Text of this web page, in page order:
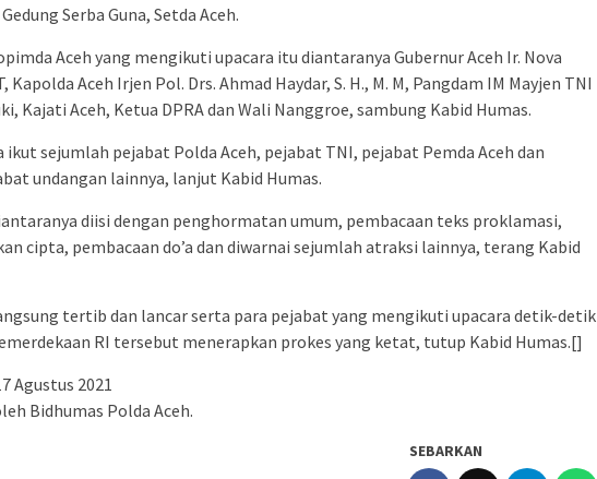
Serba Guna, Setda Aceh.
Aceh yang mengikuti upacara itu diantaranya Gubernur Aceh Ir. Nova
Kapolda Aceh Irjen Pol. Drs. Ahmad Haydar, S. H., M. M, Pangdam IM Mayjen TNI
Kajati Aceh, Ketua DPRA dan Wali Nanggroe, sambung Kabid Humas.
ikut sejumlah pejabat Polda Aceh, pejabat TNI, pejabat Pemda Aceh dan
undangan lainnya, lanjut Kabid Humas.
diisi dengan penghormatan umum, pembacaan teks proklamasi,
cipta, pembacaan do’a dan diwarnai sejumlah atraksi lainnya, terang Kabid
tertib dan lancar serta para pejabat yang mengikuti upacara detik-detik
RI tersebut menerapkan prokes yang ketat, tutup Kabid Humas.[]
Agustus 2021
Bidhumas Polda Aceh.
SEBARKAN